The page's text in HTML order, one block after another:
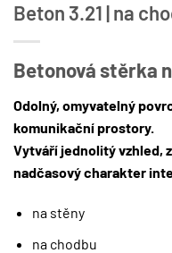
Beton 3.21 | na
Betonová stěrka
Odolný, omyvatelný
komunikační prostory.
Vytváří jednolitý vzhled,
nadčasový charakter
na stěny
na chodbu